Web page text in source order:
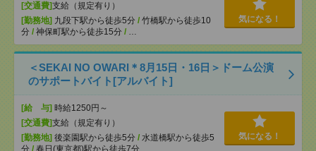
[交通費]支給（規定有り）
[勤務地] 九段下駅から徒歩5分 / 竹橋駅から徒歩10
分 / 神保町駅から徒歩15分 / …
気になる！
＜SEKAI NO OWARI＊8月15日・16日＞ドーム公演
のサポートバイト[アルバイト]
[給 与] 時給1250円～
[交通費]支給（規定有り）
[勤務地] 後楽園駅から徒歩5分 / 水道橋駅から徒歩5
分 / 春日(東京都)駅から徒歩7分
気になる！